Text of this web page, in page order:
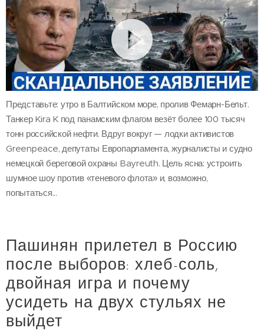
Представьте: утро в Балтийском море, пролив Фемарн-Бельт.
Танкер Kira K под панамским флагом везёт более 100 тысяч
тонн российской нефти. Вдруг вокруг — лодки активистов
Greenpeace, депутаты Европарламента, журналисты и судно
немецкой береговой охраны Bayreuth. Цель ясна: устроить
шумное шоу против «теневого флота» и, возможно,
попытаться...
Пашинян прилетел в Россию
после выборов: хлеб-соль,
двойная игра и почему
усидеть на двух стульях не
выйдет